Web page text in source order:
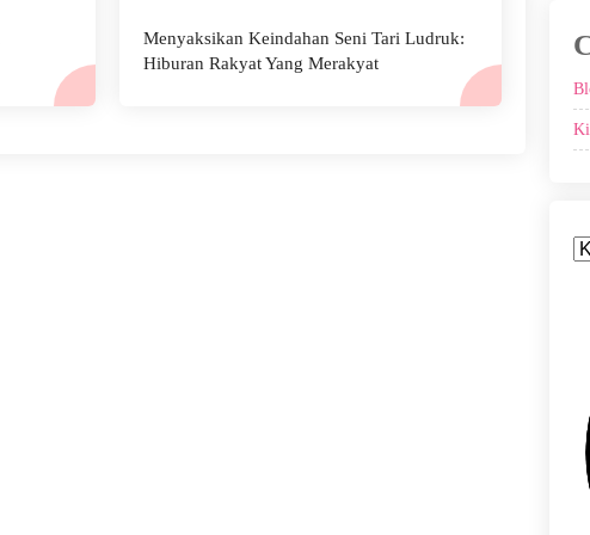
Menyaksikan Keindahan Seni Tari Ludruk:
Hiburan Rakyat Yang Merakyat